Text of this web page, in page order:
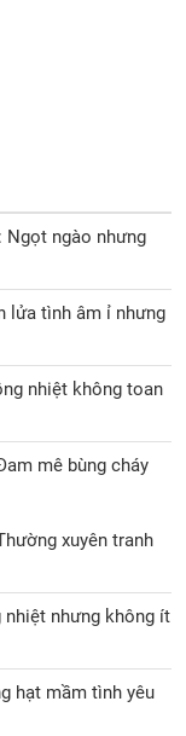
Ngọt ngào nhưng
lửa tình âm ỉ nhưng
nhiệt không toan
mê bùng cháy
xuyên tranh
nhiệt nhưng không ít
hạt mầm tình yêu